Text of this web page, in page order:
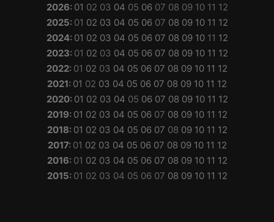
2026: 01 02 03 04 05 06 07 08 09 10 11 12
2025: 01 02 03 04 05 06 07 08 09 10 11 12
2024: 01 02 03 04 05 06 07 08 09 10 11 12
2023: 01 02 03 04 05 06 07 08 09 10 11 12
2022: 01 02 03 04 05 06 07 08 09 10 11 12
2021: 01 02 03 04 05 06 07 08 09 10 11 12
2020: 01 02 03 04 05 06 07 08 09 10 11 12
2019: 01 02 03 04 05 06 07 08 09 10 11 12
2018: 01 02 03 04 05 06 07 08 09 10 11 12
2017: 01 02 03 04 05 06 07 08 09 10 11 12
2016: 01 02 03 04 05 06 07 08 09 10 11 12
2015: 01 02 03 04 05 06 07 08 09 10 11 12